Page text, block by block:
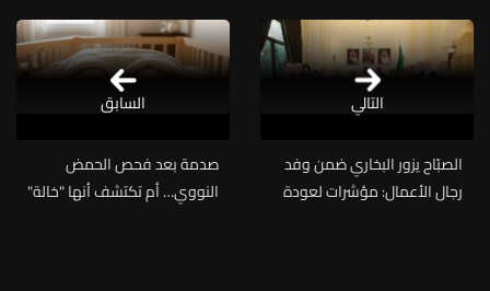
التالي
الصبّاح يزور البخاري ضمن وفد
رجال الأعمال: مؤشرات لعودة
صدمة بعد فحص الحمض
النووي… أم تكتشف أنها "خالة"
السابق